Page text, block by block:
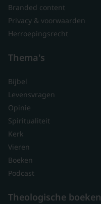
Branded content
Privacy & voorwaarden
Herroepingsrecht
Thema's
Bijbel
Levensvragen
Opinie
Spiritualiteit
Kerk
Vieren
Boeken
Podcast
Theologische boeken